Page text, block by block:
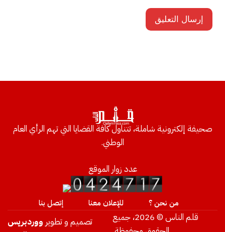
صحيفة إلكترونية شاملة، تتناول كافة القضايا التي تهم الرأي العام
الوطني.
عدد زوار الموقع
من نحن ؟ للإعلان معنا إتصل بنا
قلم الناس © 2026، جميع
تصميم و تطوير ووردبريس